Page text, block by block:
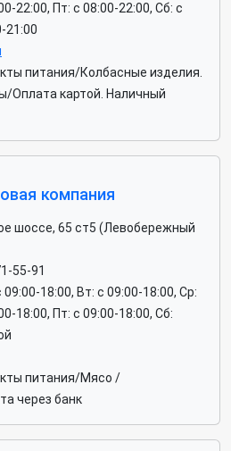
22:00, Пт: c 08:00-22:00, Сб: c
21:00
питания/Колбасные изделия.
Оплата картой. Наличный
компания
шоссе, 65 ст5 (Левобережный
55-91
09:00-18:00, Вт: c 09:00-18:00, Ср:
18:00, Пт: c 09:00-18:00, Сб:
питания/Мясо /
через банк